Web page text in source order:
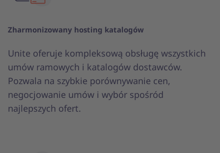
Zharmonizowany hosting katalogów
Unite oferuje kompleksową obsługę wszystkich
umów ramowych i katalogów dostawców.
Pozwala na szybkie porównywanie cen,
negocjowanie umów i wybór spośród
najlepszych ofert.